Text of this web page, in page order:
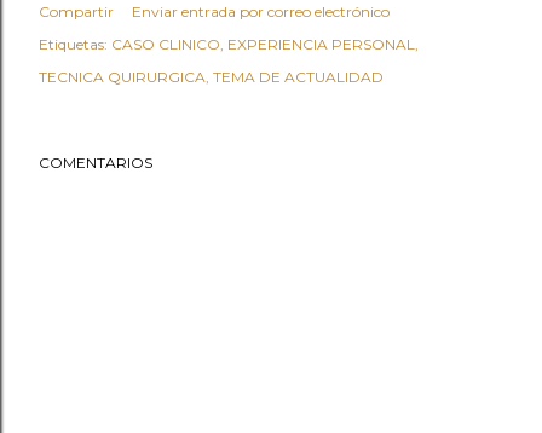
Compartir
Enviar entrada por correo electrónico
Etiquetas: CASO CLINICO EXPERIENCIA PERSONAL
TECNICA QUIRURGICA TEMA DE ACTUALIDAD
COMENTARIOS